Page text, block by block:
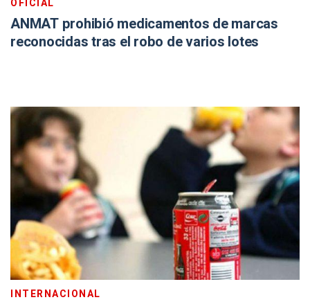
OFICIAL
ANMAT prohibió medicamentos de marcas
reconocidas tras el robo de varios lotes
INTERNACIONAL